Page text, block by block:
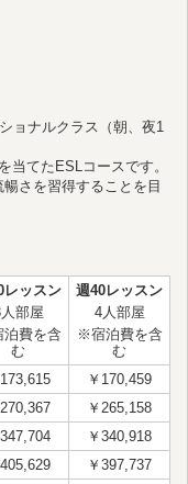
ョナルクラス（朝、夜1
当てたESLコースです。
さを習得することを目
レッスン
部屋
費を含
む
週40レッスン
4人部屋
※宿泊費を含
む
￥170,459
￥265,158
￥340,918
￥397,737